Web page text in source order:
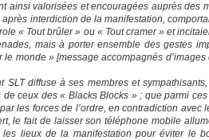
ainsi valorisées et encouragées auprès des
interdiction de la manifestation,
« Tout brûler » ou « Tout cramer » et
mais à porter ensemble des gestes
monde » [message accompagnés
SLT diffuse à ses membres et
ceux des « Blacks Blocks » ; que parmi
les forces de l’ordre, en contradiction avec
le fait de laisser son téléphone mobile
lieux de la manifestation pour éviter le